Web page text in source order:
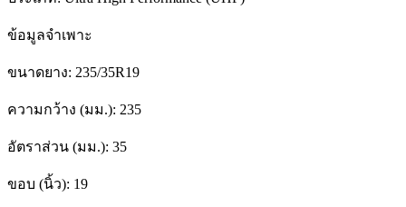
ข้อมูลจำเพาะ
ขนาดยาง: 235/35R19
ความกว้าง (มม.): 235
อัตราส่วน (มม.): 35
ขอบ (นิ้ว): 19